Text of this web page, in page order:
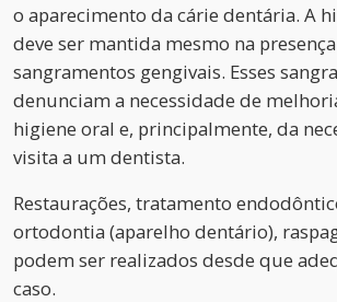
o aparecimento da cárie dentária. A
deve ser mantida mesmo na
sangramentos gengivais. Esses
denunciam a necessidade de
higiene oral e, principalmente, da
visita a um dentista.
Restaurações, tratamento
ortodontia (aparelho dentário),
podem ser realizados desde que
caso.